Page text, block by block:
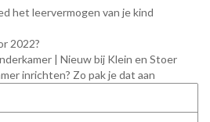
het leervermogen van je kind
2022?
| Nieuw bij Klein en Stoer
inrichten? Zo pak je dat aan